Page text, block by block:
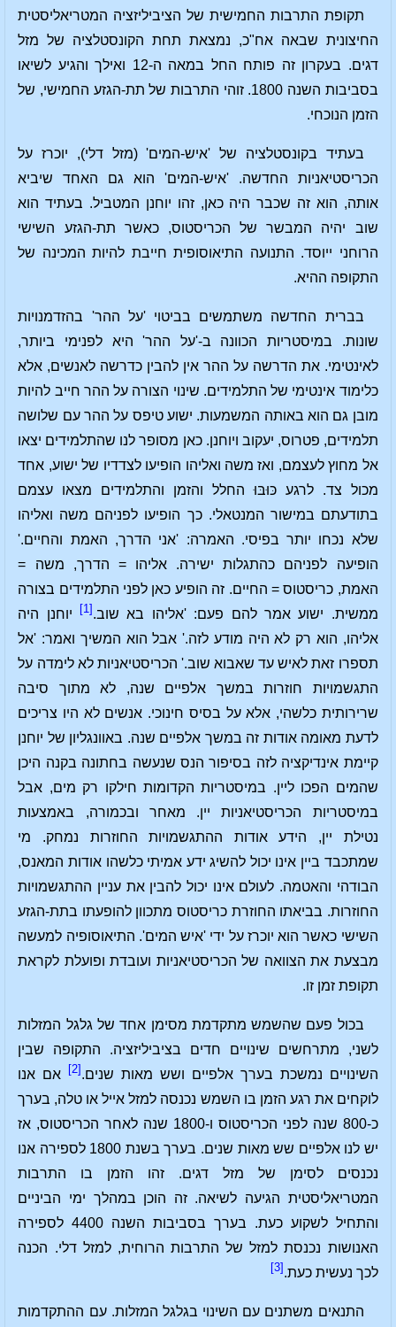
תקופת התרבות החמישית של הציביליזציה המטריאליסטית
החיצונית שבאה אח"כ, נמצאת תחת הקונסטלציה של מזל
דגים. בעקרון זה פותח החל במאה ה-12 ואילך והגיע לשיאו
בסביבות השנה 1800. זוהי התרבות של תת-הגזע החמישי, של
הזמן הנוכחי.
בעתיד בקונסטלציה של 'איש-המים' (מזל דלי), יוכרז על
הכריסטיאניות החדשה. 'איש-המים' הוא גם האחד שיביא
אותה, הוא זה שכבר היה כאן, זהו יוחנן המטביל. בעתיד הוא
שוב יהיה המבשר של הכריסטוס, כאשר תת-הגזע השישי
הרוחני ייוסד. התנועה התיאוסופית חייבת להיות המכינה של
התקופה ההיא.
בברית החדשה משתמשים בביטוי 'על ההר' בהזדמנויות
שונות. במיסטריות הכוונה ב-'על ההר' היא לפנימי ביותר,
לאינטימי. את הדרשה על ההר אין להבין כדרשה לאנשים, אלא
כלימוד אינטימי של התלמידים. שינוי הצורה על ההר חייב להיות
מובן גם הוא באותה המשמעות. ישוע טיפס על ההר עם שלושה
תלמידים, פטרוס, יעקוב ויוחנן. כאן מסופר לנו שהתלמידים יצאו
אל מחוץ לעצמם, ואז משה ואליהו הופיעו לצדדיו של ישוע, אחד
מכול צד. לרגע כּוּבּוּ החלל והזמן והתלמידים מצאו עצמם
בתודעתם במישור המנטאלי. כך הופיעו לפניהם משה ואליהו
שלא נכחו יותר בפיסי. האמרה: 'אני הדרך, האמת והחיים.'
הופיעה לפניהם כהתגלות ישירה. אליהו = הדרך, משה =
האמת, כריסטוס = החיים. זה הופיע כאן לפני התלמידים בצורה
ממשית. ישוע אמר להם פעם: 'אליהו בא שוב. [1]
יוחנן היה
אליהו, הוא רק לא היה מודע לזה.' אבל הוא המשיך ואמר: 'אל
תספרו זאת לאיש עד שאבוא שוב.' הכריסטיאניות לא לימדה על
התגשמויות חוזרות במשך אלפיים שנה, לא מתוך סיבה
שרירותית כלשהי, אלא על בסיס חינוכי. אנשים לא היו צריכים
לדעת מאומה אודות זה במשך אלפיים שנה. באוונגליון של יוחנן
קיימת אינדיקציה לזה בסיפור הנס שנעשה בחתונה בקנה היכן
שהמים הפכו ליין. במיסטריות הקדומות חילקו רק מים, אבל
במיסטריות הכריסטיאניות יין. מאחר ובכמורה, באמצעות
נטילת יין, הידע אודות ההתגשמויות החוזרות נמחק. מי
שמתכבד ביין אינו יכול להשיג ידע אמיתי כלשהו אודות המאנס,
הבודהי והאטמה. לעולם אינו יכול להבין את עניין ההתגשמויות
החוזרות. בביאתו החוזרת כריסטוס מתכוון להופעתו בתת-הגזע
השישי כאשר הוא יוכרז על ידי 'איש המים'. התיאוסופיה למעשה
מבצעת את הצוואה של הכריסטיאניות ועובדת ופועלת לקראת
תקופת זמן זו.
בכול פעם שהשמש מתקדמת מסימן אחד של גלגל המזלות
לשני, מתרחשים שינויים חדים בציביליזציה. התקופה שבין
השינויים נמשכת בערך אלפיים ושש מאות שנים. [2]
אם אנו
לוקחים את רגע הזמן בו השמש נכנסה למזל אייל או טלה, בערך
כ-800 שנה לפני הכריסטוס ו-1800 שנה לאחר הכריסטוס, אז
יש לנו אלפיים שש מאות שנים. בערך בשנת 1800 לספירה אנו
נכנסים לסימן של מזל דגים. זהו הזמן בו התרבות
המטריאליסטית הגיעה לשיאה. זה הוכן במהלך ימי הביניים
והתחיל לשקוע כעת. בערך בסביבות השנה 4400 לספירה
האנושות נכנסת למזל של התרבות הרוחית, למזל דלי. הכנה
לכך נעשית כעת. [3]
התנאים משתנים עם השינוי בגלגל המזלות. עם ההתקדמות